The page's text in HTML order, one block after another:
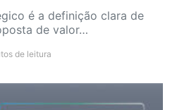
é a definição clara de
de valor…
de leitura